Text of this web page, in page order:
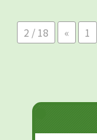
2 / 18 « 1